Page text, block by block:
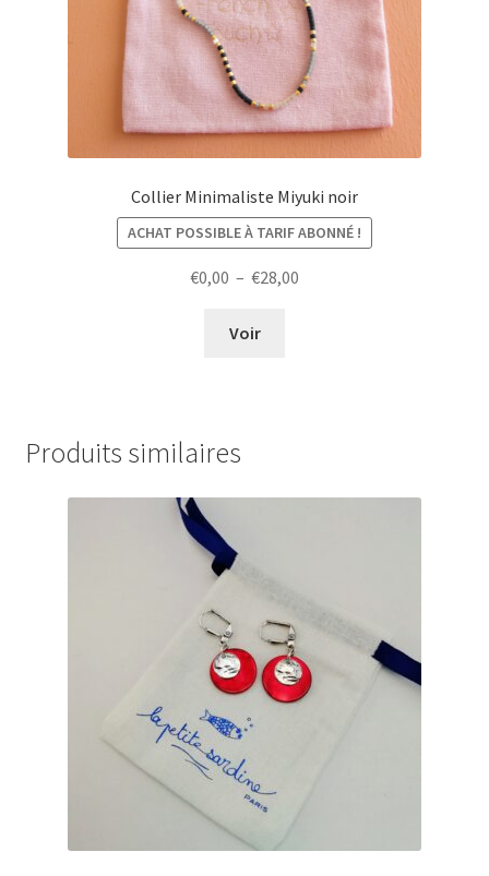
Collier Minimaliste Miyuki noir
ACHAT POSSIBLE À TARIF ABONNÉ !
€0,00 – €28,00
Voir
Produits similaires